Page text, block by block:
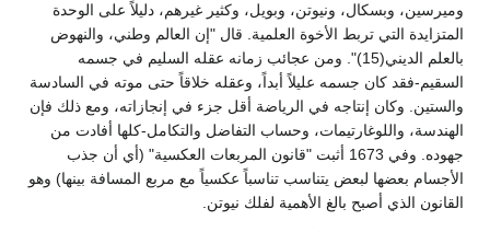
وميرسين، وبسكال، ونيوتن، وبويل، وكثير غيرهم، دليلاً على الوحدة
المتزايدة التي تربط الأخوة العلمية. قال "إن العالم وطني، والنهوض
بالعلم الديني(15)". ومن عجائب زمانه عقله السليم في جسمه
السقيم-فقد كان جسمه عليلاً أبداً، وعقله خلاقاً حتى موته في السادسة
والستين. وكان إنتاجه في الرياضة أقل جزء في إنجازاته، ومع ذلك فإن
الهندسة، واللوغارتيمات، وحساب التفاضل والتكامل-كلها أفادت من
جهوده. وفي 1673 أثبت "قانون المربعات العكسية" (أي أن جذب
الأجسام بعضها لبعض يتناسب تناسباً عكسياً مع مربع المسافة بينها) وهو
القانون الذي أصبح بالغ الأهمية لفلك نيوتن.